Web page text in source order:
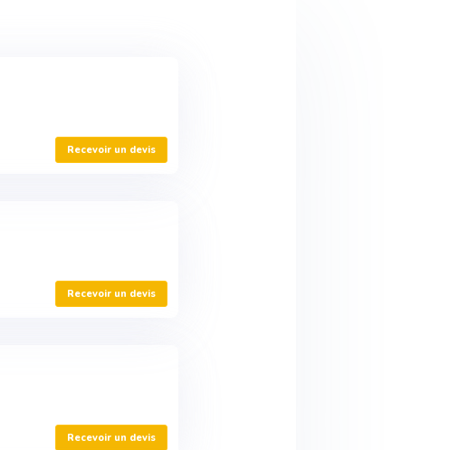
Recevoir un devis
Recevoir un devis
Recevoir un devis